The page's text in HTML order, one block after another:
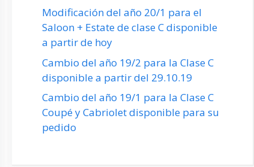
Modificación del año 20/1 para el
Saloon + Estate de clase C disponible
a partir de hoy
Cambio del año 19/2 para la Clase C
disponible a partir del 29.10.19
Cambio del año 19/1 para la Clase C
Coupé y Cabriolet disponible para su
pedido